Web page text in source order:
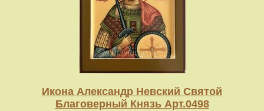
Икона Александр Невский Святой
Благоверный Князь Арт.0498